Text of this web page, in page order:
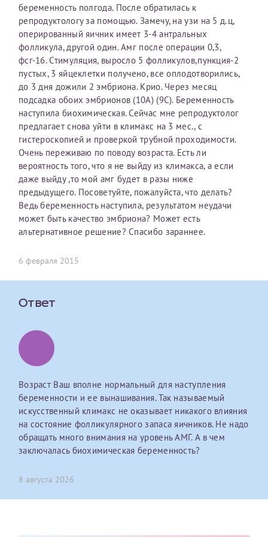
беременность полгода. После обратилась к
репродуктологу за помощью. Замечу, на узи на 5 д.ц,
оперированный яичник имеет 3-4 антральных
фолликула, другой один. Амг после операции 0,3,
фсг-16. Стимуляция, выросло 5 фолликулов,пункция-2
пустых, 3 яйцеклетки получено, все оплодотворились,
до 3 дня дожили 2 эмбриона. Крио. Через месяц
подсадка обоих эмбрионов (10А) (9С). Беременность
наступила биохимическая. Сейчас мне репродуктолог
предлагает снова уйти в климакс на 3 мес., с
гистероскопией и проверкой трубной проходимости.
Очень переживаю по поводу возраста. Есть ли
вероятность того, что я не выйду из климакса, а если
даже выйду ,то мой амг будет в разы ниже
предыдущего. Посоветуйте, пожалуйста, что делать?
Ведь беременность наступила, результатом неудачи
может быть качество эмбриона? Может есть
альтернативное решение? Спасибо зараннее.
6 февраля 2015
Ответ
Возраст Ваш вполне нормальный для наступления
беременности и ее вынашивания. Так называемый
искусственный климакс не оказывает никакого влияния
на состояние фолликулярного запаса яичников. Не надо
обращать много внимания на уровень АМГ. А в чем
заключалась биохимическая беременность?
8 августа 2026
О каком враче расскажете?
Ваш отзыв
Прикрепить файлы
Принимаю условия
персональных данных
Электронная почта*
Номер телефона*
Номер медицинской карты МЦРМ
Сдать спермограмму
Выберите специальность врача
Принимаю условия
Наши специалисты готовы помочь вам, предоставив
общую информацию и рекомендации на основе
ваших вопросов. Задайте ваш вопрос,
и мы постараемся ответить на него как можно
скорее.
Я подтверждаю, что ознакомился с уведомлением,
приведённым выше.
Далее
первом заявлении. После отправки готового документа
изменения и переоформление справки на другого
налогоплательщика не выполняются. Пожалуйста,
внимательно проверяйте все данные перед отправкой
заявки.
После отправки заявки вы получите письмо на указанную
электронную почту с подтверждением « Заявка на справку
принята». Если письмо не поступит, пожалуйста, свяжитесь
с МЦРМ для уточнения информации.
Заявление
Прошу выдать справку об оказанных медицинских услугах
следующим пациентам:
Фамилия*
Имя*
Отчество*
Дата рождения*
Для предоставления в налоговые органы Российской
Федерации, выписать ее на имя: